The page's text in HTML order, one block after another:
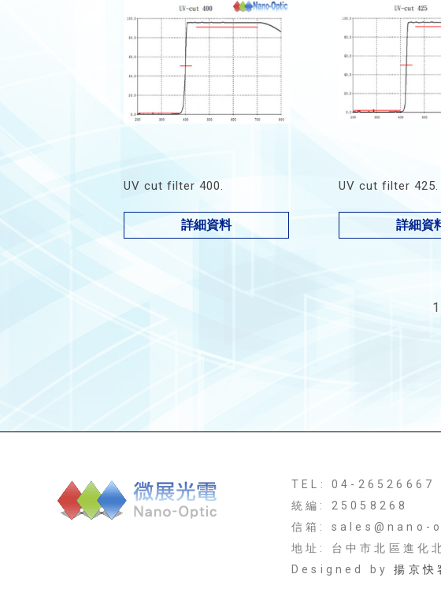
UV cut filter 400.
詳細資料
UV cut filter 425.
詳細資
1
TEL: 04-26526667
統編: 25058268
信箱: sales@nano-
地址: 台中市北區進化
Designed by揚京快